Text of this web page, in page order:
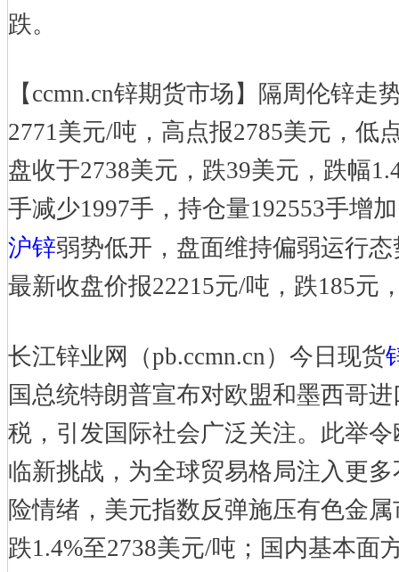
跌。
【ccmn.cn锌期货市场】隔周伦锌走
2771美元/吨，高点报2785美元，低
盘收于2738美元，跌39美元，跌幅
手减少1997手，持仓量192553手增
沪锌弱势低开，盘面维持偏弱运行
最新收盘价报22215元/吨，跌185元
长江锌业网（pb.ccmn.cn）今日现货
国总统特朗普宣布对欧盟和墨西哥
税，引发国际社会广泛关注。此举
临新挑战，为全球贸易格局注入更
险情绪，美元指数反弹施压有色金
跌1.4%至2738美元/吨；国内基本面